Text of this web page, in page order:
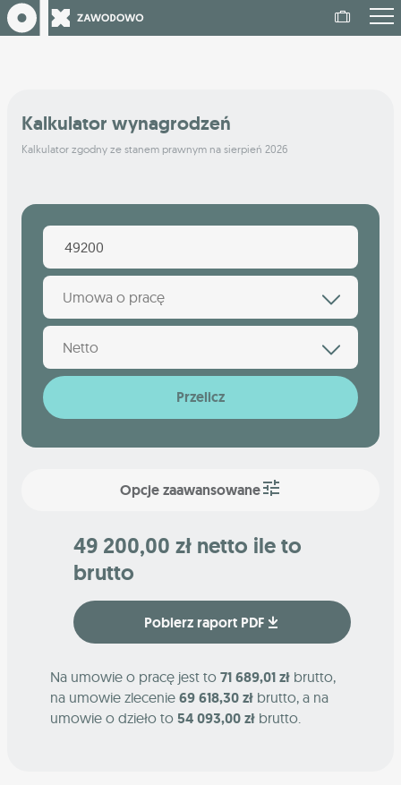
Kalkulator wynagrodzeń
Kalkulator zgodny ze stanem prawnym na sierpień 2026
Umowa o pracę
Netto
Przelicz
Opcje zaawansowane
49 200,00 zł netto ile to
brutto
Pobierz raport PDF
Na umowie o pracę jest to 71 689,01 zł brutto,
na umowie zlecenie 69 618,30 zł brutto, a na
umowie o dzieło to 54 093,00 zł brutto.